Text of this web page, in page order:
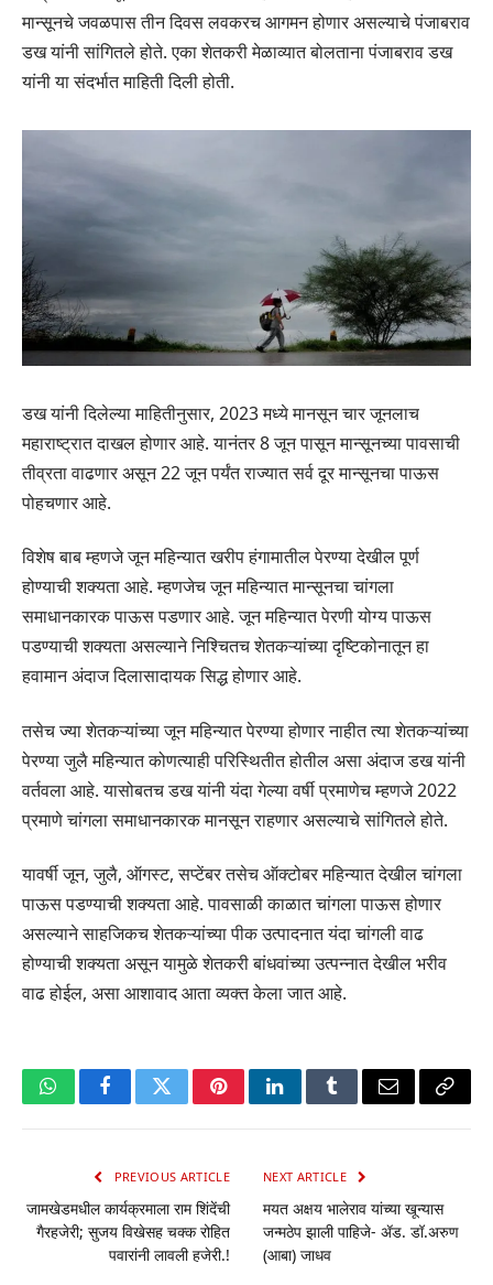
मान्सूनचे जवळपास तीन दिवस लवकरच आगमन होणार असल्याचे पंजाबराव
डख यांनी सांगितले होते. एका शेतकरी मेळाव्यात बोलताना पंजाबराव डख
यांनी या संदर्भात माहिती दिली होती.
डख यांनी दिलेल्या माहितीनुसार, 2023 मध्ये मानसून चार जूनलाच
महाराष्ट्रात दाखल होणार आहे. यानंतर 8 जून पासून मान्सूनच्या पावसाची
तीव्रता वाढणार असून 22 जून पर्यंत राज्यात सर्व दूर मान्सूनचा पाऊस
पोहचणार आहे.
विशेष बाब म्हणजे जून महिन्यात खरीप हंगामातील पेरण्या देखील पूर्ण
होण्याची शक्यता आहे. म्हणजेच जून महिन्यात मान्सूनचा चांगला
समाधानकारक पाऊस पडणार आहे. जून महिन्यात पेरणी योग्य पाऊस
पडण्याची शक्यता असल्याने निश्चितच शेतकऱ्यांच्या दृष्टिकोनातून हा
हवामान अंदाज दिलासादायक सिद्ध होणार आहे.
तसेच ज्या शेतकऱ्यांच्या जून महिन्यात पेरण्या होणार नाहीत त्या शेतकऱ्यांच्या
पेरण्या जुलै महिन्यात कोणत्याही परिस्थितीत होतील असा अंदाज डख यांनी
वर्तवला आहे. यासोबतच डख यांनी यंदा गेल्या वर्षी प्रमाणेच म्हणजे 2022
प्रमाणे चांगला समाधानकारक मानसून राहणार असल्याचे सांगितले होते.
यावर्षी जून, जुलै, ऑगस्ट, सप्टेंबर तसेच ऑक्टोबर महिन्यात देखील चांगला
पाऊस पडण्याची शक्यता आहे. पावसाळी काळात चांगला पाऊस होणार
असल्याने साहजिकच शेतकऱ्यांच्या पीक उत्पादनात यंदा चांगली वाढ
होण्याची शक्यता असून यामुळे शेतकरी बांधवांच्या उत्पन्नात देखील भरीव
वाढ होईल, असा आशावाद आता व्यक्त केला जात आहे.
WhatsAppFacebookTwitterPinterestLinkedInTumblrEmail Copy
PREVIOUS ARTICLE
जामखेडमधील कार्यक्रमाला राम शिंदेंची
गैरहजेरी; सुजय विखेसह चक्क रोहित
पवारांनी लावली हजेरी.!
NEXT ARTICLE
मयत अक्षय भालेराव यांच्या खून्यास
जन्मठेप झाली पाहिजे- ॲड. डॉ.अरुण
(आबा) जाधव